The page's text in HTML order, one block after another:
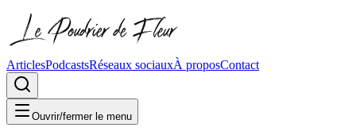
ArticlesPodcastsRéseaux sociauxÀ proposContact
Ouvrir/fermer le menu